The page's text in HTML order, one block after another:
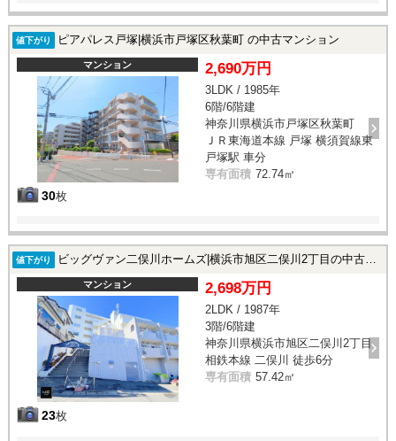
値下がり ピアパレス戸塚|横浜市戸塚区秋葉町 の中古マンション
マンション
30枚
2,690万円
3LDK / 1985年
6階/6階建
神奈川県横浜市戸塚区秋葉町
ＪＲ東海道本線 戸塚 横須賀線東
戸塚駅 車分
専有面積 72.74㎡
値下がり ビッグヴァン二俣川ホームズ|横浜市旭区二俣川2丁目の中古マンション
マンション
23枚
2,698万円
2LDK / 1987年
3階/6階建
神奈川県横浜市旭区二俣川2丁目
相鉄本線 二俣川 徒歩6分
専有面積 57.42㎡